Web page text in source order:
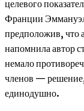
целевого
Франции
предположив, что
напомнила автор
немало
членов —
единодушно.